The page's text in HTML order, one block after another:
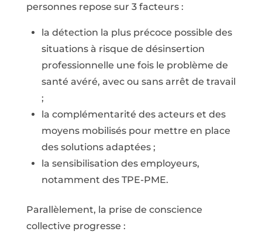
personnes repose sur 3 facteurs :
la détection la plus précoce possible des
situations à risque de désinsertion
professionnelle une fois le problème de
santé avéré, avec ou sans arrêt de travail
;
la complémentarité des acteurs et des
moyens mobilisés pour mettre en place
des solutions adaptées ;
la sensibilisation des employeurs,
notamment des TPE-PME.
Parallèlement, la prise de conscience
collective progresse :